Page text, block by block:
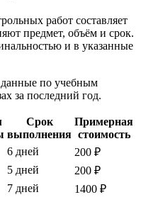
работ составляет
предмет, объём и срок.
и в указанные
данные по учебным
за последний год.
Срок
выполнения
Примерная
стоимость
6 дней
200 ₽
5 дней
200 ₽
7 дней
1400 ₽